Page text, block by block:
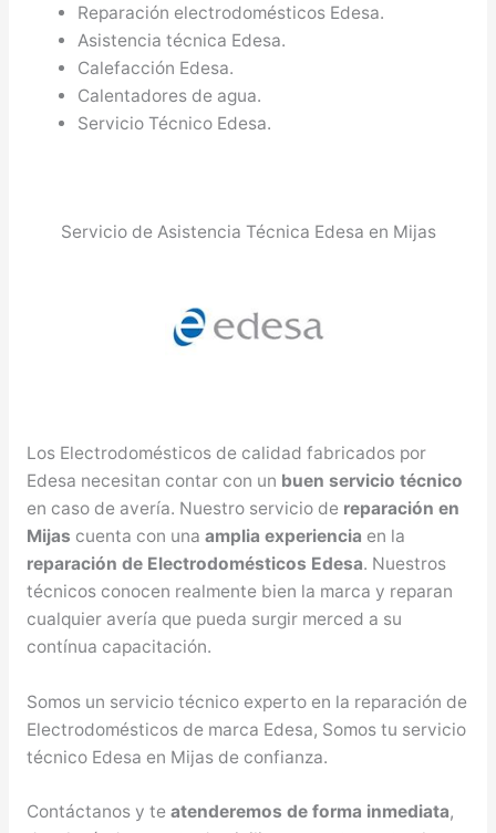
Reparación electrodomésticos Edesa.
Asistencia técnica Edesa.
Calefacción Edesa.
Calentadores de agua.
Servicio Técnico Edesa.
Servicio de Asistencia Técnica Edesa en Mijas
Los Electrodomésticos de calidad fabricados por
Edesa necesitan contar con un buen servicio técnico
en caso de avería. Nuestro servicio de reparación en
Mijas cuenta con una amplia experiencia en la
reparación de Electrodomésticos Edesa. Nuestros
técnicos conocen realmente bien la marca y reparan
cualquier avería que pueda surgir merced a su
contínua capacitación.
Somos un servicio técnico experto en la reparación de
Electrodomésticos de marca Edesa, Somos tu servicio
técnico Edesa en Mijas de confianza.
Contáctanos y te atenderemos de forma inmediata,